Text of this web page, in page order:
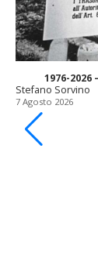
1976-
Stefano Sorvino
7 Agosto 2026